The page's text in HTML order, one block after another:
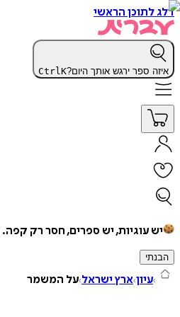
דלג לתוכן הראשי
איזה ספר ירגש אותך היום? CtrlK
יש עוגיות, יש ספרים, חסר רק קפה.
הבנתי
עיון ארץ ישראל על המשמר